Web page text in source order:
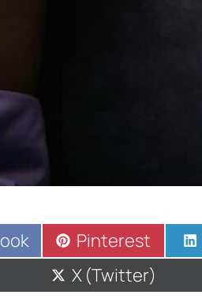
Compartir
en
Pinterest
Compartir
en
X (Twitter)